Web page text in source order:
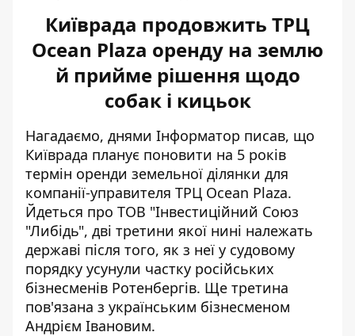
Київрада продовжить ТРЦ
Ocean Plaza оренду на землю
й прийме рішення щодо
собак і кицьок
Нагадаємо, днями Інформатор писав, що
Київрада планує поновити на 5 років
термін оренди земельної ділянки для
компанії-управителя ТРЦ Ocean Plaza.
Йдеться про ТОВ "Інвестиційний Союз
"Либідь", дві третини якої нині належать
державі після того, як з неї у судовому
порядку усунули частку російських
бізнесменів Ротенбергів. Ще третина
пов'язана з українським бізнесменом
Андрієм Івановим.